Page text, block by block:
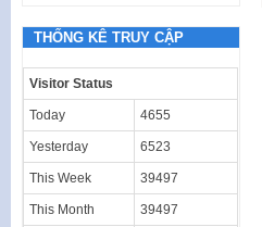
THỐNG KÊ TRUY CẬP
Visitor Status
Today 4655
Yesterday 6523
This Week 39497
This Month 39497